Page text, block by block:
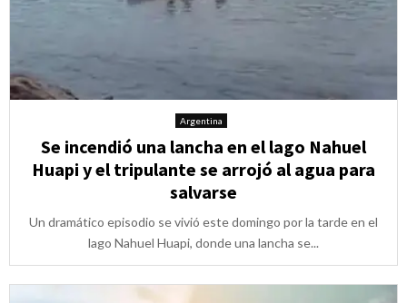
Argentina
Se incendió una lancha en el lago Nahuel
Huapi y el tripulante se arrojó al agua para
salvarse
Un dramático episodio se vivió este domingo por la tarde en el
lago Nahuel Huapi, donde una lancha se...